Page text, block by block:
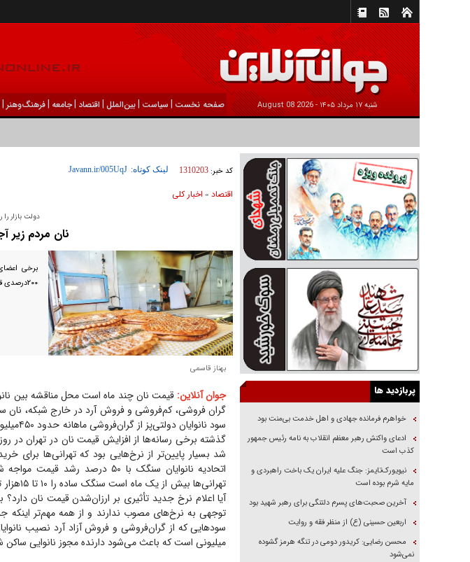
شنبه ۱۷ مرداد ۱۴۰۵ - 2026 August 08 صفحه نخست | سیاست |بين‌الملل | اقتصاد |جامعه |فرهنگ‌و‌هنر |
کد خبر: 1310203 لینک کوتاه:
اقتصاد» اخبار کلی
دولت بازار
نان مردم زیر
برخی
۲۰۰‌درصدی قیمت نان بوده، اما استانداری تهران با ۵۰‌درصد آن موافقت کرده است
بهناز قاسمی
جوان آنلاین: قیمت نان چند ماه است محل مناقشه بین
گران فروشی، کم‌فروشی و فروش آرد در خارج شبکه، نان
سود
گذشته برخی رسانه‌ها از افزایش قیمت نان در تهران در
شد بسیار پایین‌تر از نرخ‌هایی بود که تهرانی‌ها برای
آیا اعلام نرخ جدید تأثیری بر ارزان‌شدن قیمت نان
توجهی به نرخ‌های مصوب ندارند و از همه مهم‌تر اینکه
سود‌هایی که از گران‌فروشی و فروش آزاد آرد نصیب
میلیونی است که باعث می‌شود دارنده مجوز نانوایی ساکن
پربازدید ها
خواهرم فرمانده جهادی و اهل خدمت بی‌منت بود
ادعای واکنش رهبر معظم انقلاب به نامه رئیس جمهور
کذب است
نیویورک‌تایمز: جنگ علیه ایران یک باخت راهبردی و
مایه شرم بوده است
آخرین صحبت‌های پسرم دلتنگی برای رهبر شهید بود
اربعین حسینی (ع) از منظر فقه و روایت
محسن رضایی: کریدور دومی در تنگه هرمز گشوده
نمی‌شود